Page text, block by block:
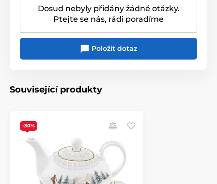
Produkt je zařazen v kategoriích
CHALET Šálky a hrnky na kávu
Originální obal/balení Dárková krabička
Dosud nebyly přidány žádné otázky.
Ptejte se nás, rádi poradíme
Položit dotaz
Související produkty
-30%